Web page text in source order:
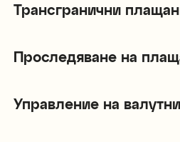
Трансгранични
Проследяване на
Управление на